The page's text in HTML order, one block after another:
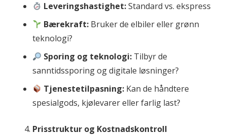
Leveringshastighet:Standard vs. ekspress
Bærekraft: Bruker de elbiler eller grønn
teknologi?
Sporing og teknologi: Tilbyr de
sanntidssporing og digitale løsninger?
Tjenestetilpasning: Kan de håndtere
spesialgods, kjølevarer eller farlig last?
Prisstruktur og Kostnadskontroll